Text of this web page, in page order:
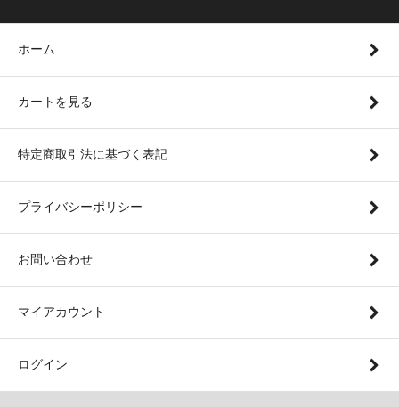
ホーム
カートを見る
特定商取引法に基づく表記
プライバシーポリシー
お問い合わせ
マイアカウント
ログイン